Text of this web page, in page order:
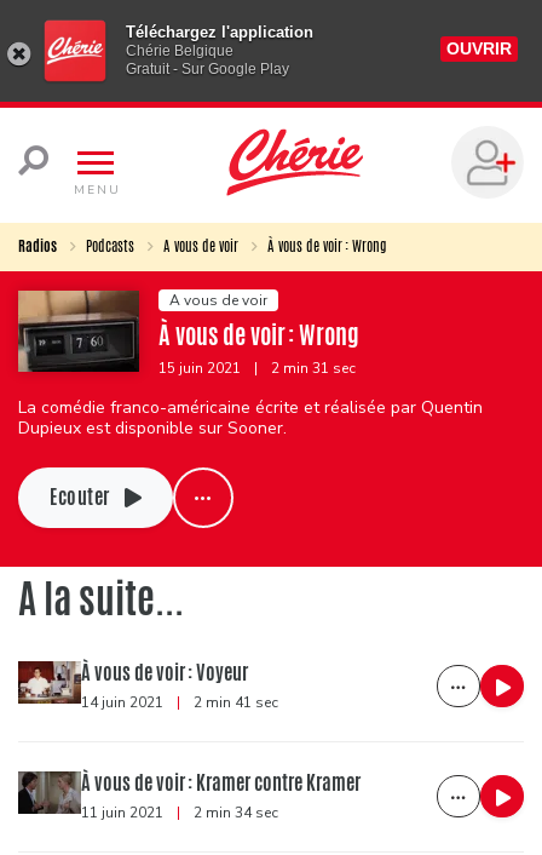
Téléchargez l'application
Chérie Belgique
Gratuit - Sur Google Play
OUVRIR
MENU
Radios Podcasts A vous de voir À vous de voir : Wrong
A vous de voir
À vous de voir : Wrong
15 juin 2021 | 2 min 31 sec
La comédie franco-américaine écrite et réalisée par Quentin
Dupieux​ est disponible sur Sooner.
Ecouter
A la suite...
À vous de voir : Voyeur
14 juin 2021 | 2 min 41 sec
À vous de voir : Kramer contre Kramer
11 juin 2021 | 2 min 34 sec